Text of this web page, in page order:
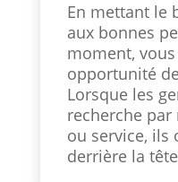
En mettant le
aux bonnes
moment,
opportunité
Lorsque les
recherche
ou service, ils
derrière la